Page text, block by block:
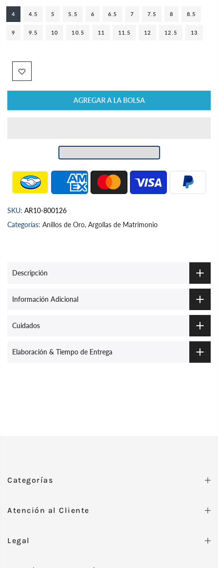
4 4.5 5 5.5 6 6.5 7 7.5 8 8.5
9 9.5 10 10.5 11 11.5 12 12.5 13
AGREGAR A LA BOLSA
SKU: AR10-800126
Categorías: Anillos de Oro, Argollas de Matrimonio
Descripción
Información Adicional
Cuidados
Elaboración & Tiempo de Entrega
Categorías
Atención al Cliente
Legal